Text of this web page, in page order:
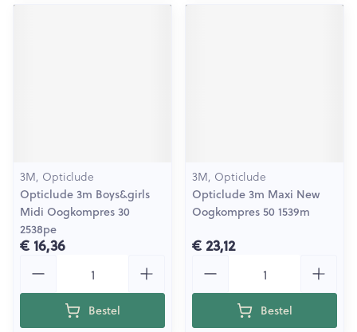
3M, Opticlude
Opticlude 3m Boys&girls
Midi Oogkompres 30
2538pe
€ 16,36
Bestel
3M, Opticlude
Opticlude 3m Maxi New
Oogkompres 50 1539m
€ 23,12
Bestel